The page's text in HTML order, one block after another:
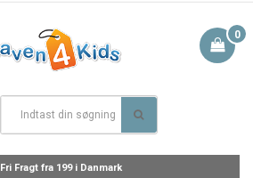
0
Fri Fragt fra 199 i Danmark